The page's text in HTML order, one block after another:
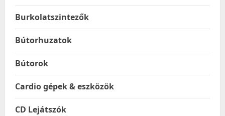
Burkolatszintezők
Bútorhuzatok
Bútorok
Cardio gépek & eszközök
CD Lejátszók